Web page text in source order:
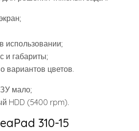
использовании;
и габариты;
вариантов цветов.
мало;
HDD (5400 rpm).
310-15